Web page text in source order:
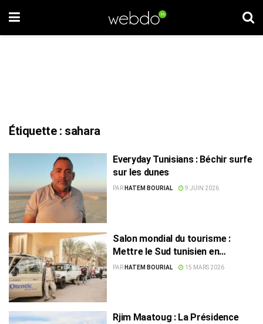
Étiquette : sahara
Everyday Tunisians : Béchir surfe
sur les dunes
PAR HATEM BOURIAL 9 JUIN 2026
Salon mondial du tourisme :
Mettre le Sud tunisien en
mouvement
PAR HATEM BOURIAL 15 MARS 2026
Rjim Maatoug : La Présidence